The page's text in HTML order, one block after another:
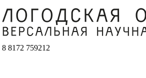
8 8172 759212